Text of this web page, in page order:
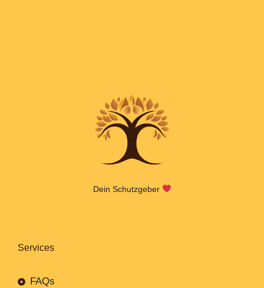
Dein Schutzgeber
Services
FAQs